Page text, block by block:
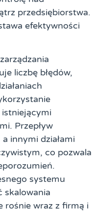
przedsiębiorstwa.
efektywności
liczbę błędów,
istniejącymi
Przepływ
innymi działami
co pozwala
systemu
skalowania
rośnie wraz z firmą i